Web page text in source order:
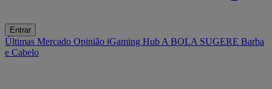
Entrar
Últimas Mercado Opinião iGaming Hub A BOLA SUGERE Barba
e Cabelo